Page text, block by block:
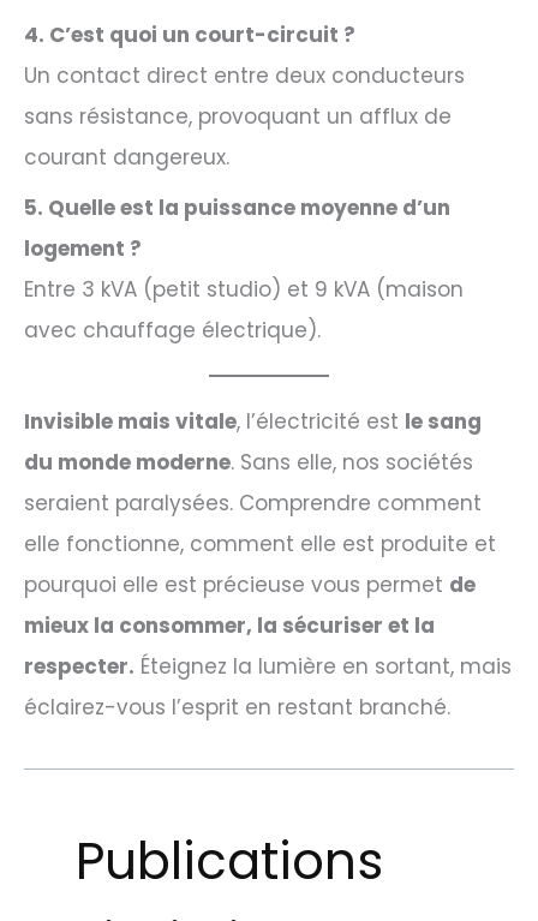
4. C’est quoi un court-circuit ?
Un contact direct entre deux conducteurs
sans résistance, provoquant un afflux de
courant dangereux.
5. Quelle est la puissance moyenne d’un
logement ?
Entre 3 kVA (petit studio) et 9 kVA (maison
avec chauffage électrique).
Invisible mais vitale, l’électricité est le sang
du monde moderne. Sans elle, nos sociétés
seraient paralysées. Comprendre comment
elle fonctionne, comment elle est produite et
pourquoi elle est précieuse vous permet de
mieux la consommer, la sécuriser et la
respecter. Éteignez la lumière en sortant, mais
éclairez-vous l’esprit en restant branché.
Publications